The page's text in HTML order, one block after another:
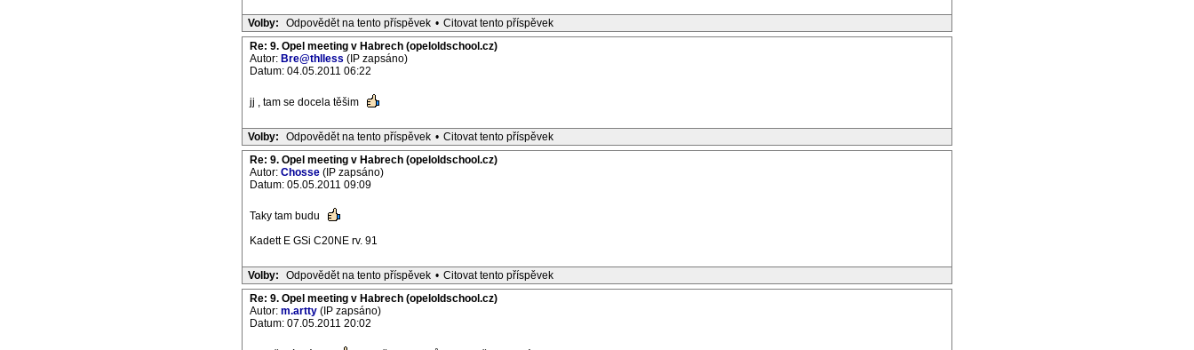
Volby: Odpovědět na tento příspěvek • Citovat tento příspěvek
Re: 9. Opel meeting v Habrech (opeloldschool.cz)
Autor: Bre@thlless (IP zapsáno)
Datum: 04.05.2011 06:22
jj , tam se docela těšim
Volby: Odpovědět na tento příspěvek • Citovat tento příspěvek
Re: 9. Opel meeting v Habrech (opeloldschool.cz)
Autor: Chosse (IP zapsáno)
Datum: 05.05.2011 09:09
Taky tam budu
Kadett E GSi C20NE rv. 91
Volby: Odpovědět na tento příspěvek • Citovat tento příspěvek
Re: 9. Opel meeting v Habrech (opeloldschool.cz)
Autor: m.artty (IP zapsáno)
Datum: 07.05.2011 20:02